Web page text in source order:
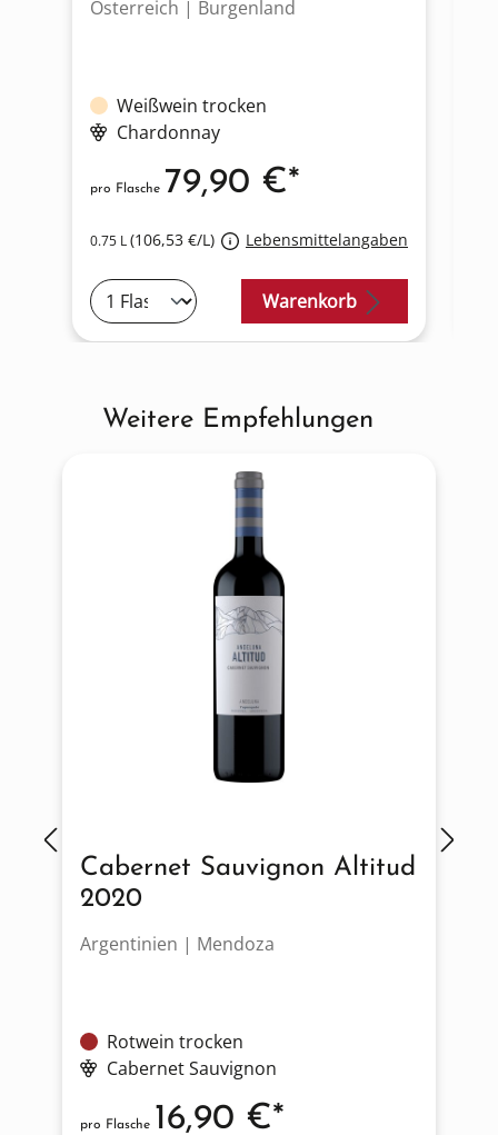
Österreich | Burgenland
Weißwein trocken
Chardonnay
0.75 L(106,53 €/L) Lebensmittelangaben
pro Flasche 79,90 €*
Warenkorb
Produktgalerie überspringen
Weitere Empfehlungen
Cabernet Sauvignon Altitud
2020
Argentinien | Mendoza
Rotwein trocken
Cabernet Sauvignon
pro Flasche 16,90 €*